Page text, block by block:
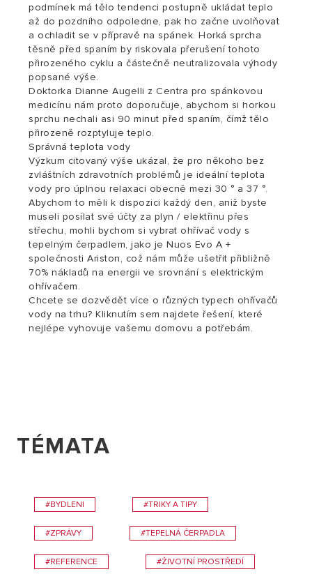
podmínek má tělo tendenci postupně ukládat teplo
až do pozdního odpoledne, pak ho začne uvolňovat
a ochladit se v přípravě na spánek. Horká sprcha
těsně před spaním by riskovala přerušení tohoto
přirozeného cyklu a částečně neutralizovala výhody
popsané výše.
Doktorka Dianne Augelli z Centra pro spánkovou
medicínu nám proto doporučuje, abychom si horkou
sprchu nechali asi 90 minut před spaním, čímž tělo
přirozeně rozptyluje teplo.
Správná teplota vody
Výzkum citovaný výše ukázal, že pro někoho bez
zvláštních zdravotních problémů je ideální teplota
vody pro úplnou relaxaci obecně mezi 30 ° a 37 °.
Abychom to měli k dispozici každý den, aniž byste
museli posílat své účty za plyn / elektřinu přes
střechu, mohli bychom si vybrat ohřívač vody s
tepelným čerpadlem, jako je Nuos Evo A +
společnosti Ariston, což nám může ušetřit přibližně
70% nákladů na energii ve srovnání s elektrickým
ohřívačem.
Chcete se dozvědět více o různých typech ohřívačů
vody na trhu? Kliknutím sem najdete řešení, které
nejlépe vyhovuje vašemu domovu a potřebám.
TÉMATA
#BYDLENI #TRIKY A TIPY
#ZPRÁVY #TEPELNÁ ČERPADLA
#REFERENCE #ŽIVOTNÍ PROSTŘEDÍ